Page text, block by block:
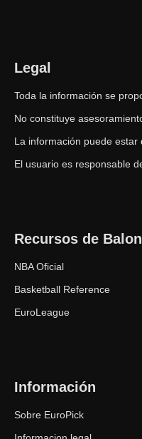
Legal
Toda la información se
No constituye
La información puede estar
El usuario es responsable
Recursos de
NBA Oficial
Basketball Reference
EuroLeague
Información
Sobre EuroPick